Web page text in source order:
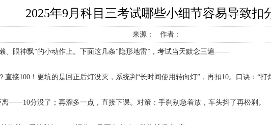
2025年9月科目三考试哪些小细节容易导致扣
来源： 作者：
、眼神飘”的小动作上。下面这几条“隐形地雷”，考试当天默念三遍——
接100！更坑的是回正后灯没灭，系统判“长时间使用转向灯”，再扣10。口诀：“打
——10分没了；再溜多一点，直接下课。对策：手刹别急着放，车头抖了再松刹。